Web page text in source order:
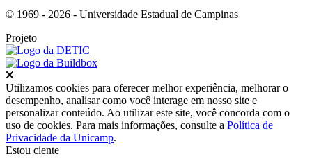
© 1969 - 2026 - Universidade Estadual de Campinas
Projeto
Utilizamos cookies para oferecer melhor experiência, melhorar o
desempenho, analisar como você interage em nosso site e
personalizar conteúdo. Ao utilizar este site, você concorda com o
uso de cookies. Para mais informações, consulte a Política de
Privacidade da Unicamp.
Estou ciente